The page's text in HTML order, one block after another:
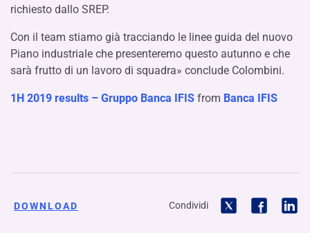
richiesto dallo SREP.
Con il team stiamo già tracciando le linee guida del nuovo
Piano industriale che presenteremo questo autunno e che
sarà frutto di un lavoro di squadra» conclude Colombini.
1H 2019 results – Gruppo Banca IFIS from Banca IFIS
DOWNLOAD Condividi